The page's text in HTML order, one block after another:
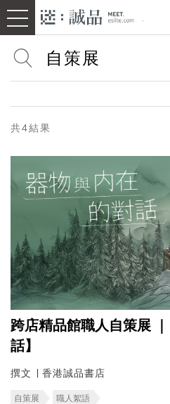
共4結果
跨店精品館職人自策展
話】
撰文 ∣ 香港誠品書店
自策展 職人絮語